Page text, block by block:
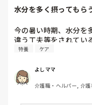
水分を多く摂ってもら
今の暑い時期、水分を
違う工夫等をされてい
特養 ケア
よしママ
介護職・ヘルパー, 介